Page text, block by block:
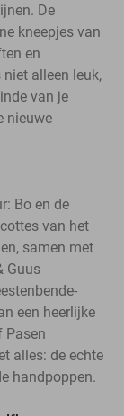
De
kneepjes van
en
alleen leuk,
van je
nieuwe
Bo en de
van het
samen met
Guus
een heerlijke
Pasen
alles: de echte
handpoppen.